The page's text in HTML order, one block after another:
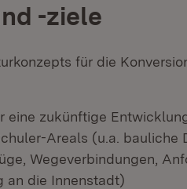
-ziele
für die
eine zukünftige
Areals (u.a. bauliche
Wegeverbindungen,
an die Innenstadt)